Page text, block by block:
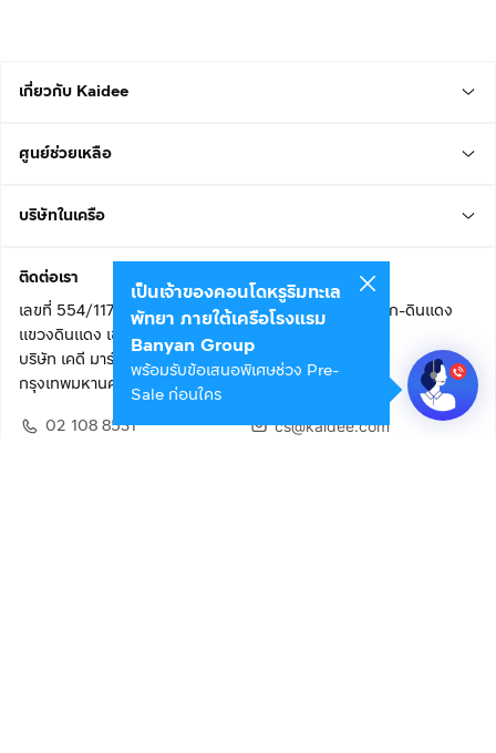
เกี่ยวกับ Kaidee
ศูนย์ช่วยเหลือ
บริษัทในเครือ
ติดต่อเรา
เลขที่ 554/117 อาคารสกายไนน์ เซ็นเตอร์ ชั้น 22 ถนนอโศก-ดินแดง
แขวงดินแดง เขตดินแดง
บริษัท เคดี มาร์เก็ตเพลส จำกัด (สำนักงานใหญ่)
กรุงเทพมหานคร 10400
02 108 8531
cs@kaidee.com
เป็นเจ้าของคอนโดหรูริมทะเล
พัทยา ภายใต้เครือโรงแรม
Banyan Group
พร้อมรับข้อเสนอพิเศษช่วง Pre-
Sale ก่อนใคร